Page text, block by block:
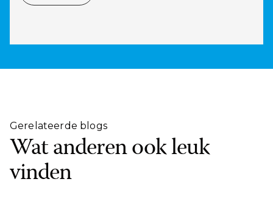
Gerelateerde blogs
Wat anderen ook leuk
vinden